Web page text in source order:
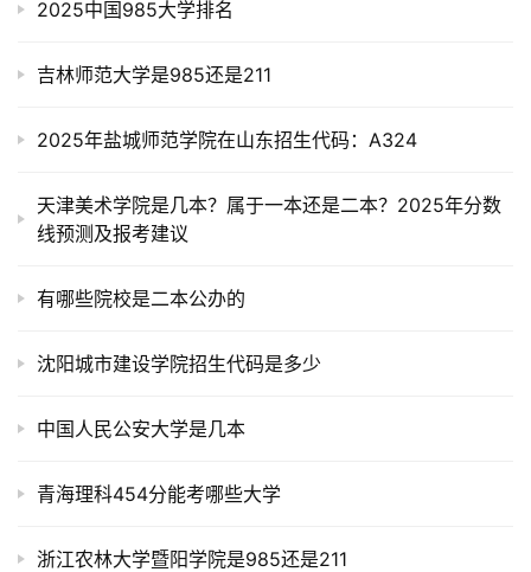
2025中国985大学排名
吉林师范大学是985还是211
2025年盐城师范学院在山东招生代码：A324
天津美术学院是几本？属于一本还是二本？2025年分数
线预测及报考建议
有哪些院校是二本公办的
沈阳城市建设学院招生代码是多少
中国人民公安大学是几本
青海理科454分能考哪些大学
浙江农林大学暨阳学院是985还是211